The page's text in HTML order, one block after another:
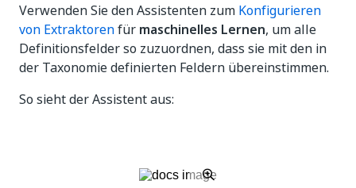
Verwenden Sie den Assistenten zum Konfigurieren
von Extraktorenfür maschinelles Lernen, um alle
Definitionsfelder so zuzuordnen, dass sie mit den in
der Taxonomie definierten Feldern übereinstimmen.
So sieht der Assistent aus: